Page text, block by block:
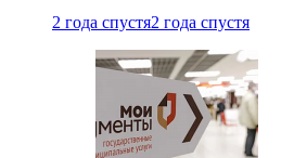
2 года спустя2 года спустя